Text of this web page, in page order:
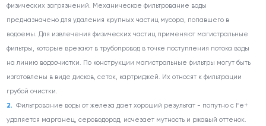
физических загрязнений. Механическое фильтрование воды
предназначено для удаления крупных частиц мусора, попавшего в
водоемы. Для извлечения физических частиц применяют магистральные
фильтры, которые врезают в трубопровод в точке поступления потока воды
на линию водоочистки. По конструкции магистральные фильтры могут быть
изготовлены в виде дисков, сеток, картриджей. Их относят к фильтрации
грубой очистки.
Фильтрование воды от железа дает хороший результат - попутно с Fe+
удаляется марганец, сероводород, исчезает мутность и ржавый оттенок.